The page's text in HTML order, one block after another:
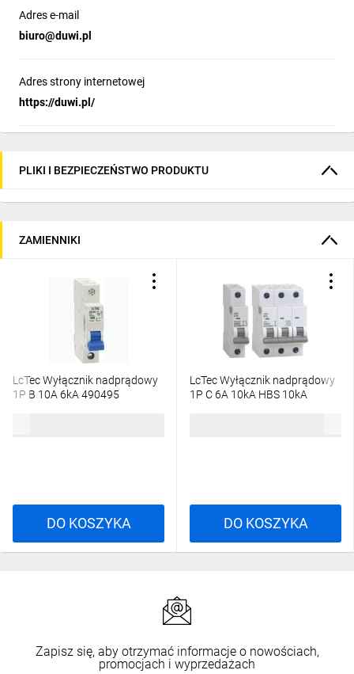
Adres e-mail
biuro@duwi.pl
Adres strony internetowej
https://duwi.pl/
PLIKI I BEZPIECZEŃSTWO PRODUKTU
ZAMIENNIKI
LcTec Wyłącznik nadprądowy
1P B 10A 6kA 490495
DO KOSZYKA
LcTec Wyłącznik nadprądowy
1P C 6A 10kA HBS 10kA
DO KOSZYKA
Zapisz się, aby otrzymać informacje o nowościach,
promocjach i wyprzedażach